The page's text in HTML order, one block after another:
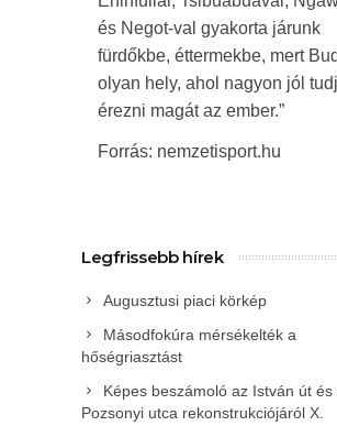
és Negot-val gyakorta járunk
fürdőkbe, éttermekbe, mert
olyan hely, ahol nagyon jól
érezni magát az ember.”
Forrás: nemzetisport.hu
Legfrissebb hírek
Augusztusi piaci körkép
Másodfokúra mérsékelték a
hőségriasztást
Képes beszámoló az István út és
Pozsonyi utca rekonstrukciójáról X.